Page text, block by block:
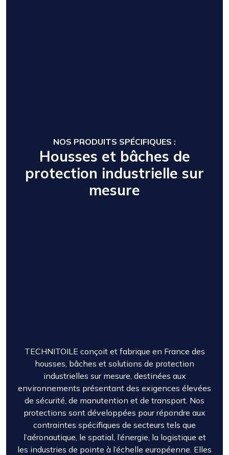
NOS PRODUITS SPÉCIFIQUES :
Housses et bâches de
protection industrielle sur
mesure
TECHNITOILE conçoit et fabrique en France des
housses, bâches et solutions de protection
industrielles sur mesure, destinées aux
environnements présentant des exigences élevées
de sécurité, de manutention et de transport. Nos
protections sont développées pour répondre aux
contraintes spécifiques de secteurs tels que
l’aéronautique, le spatial, l’énergie, la logistique et
les industries de pointe à l’échelle européenne. Elles